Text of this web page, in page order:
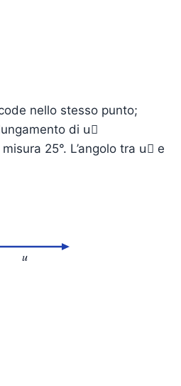
nello stesso punto;
di u⃗
25°. L’angolo tra u⃗ e
u